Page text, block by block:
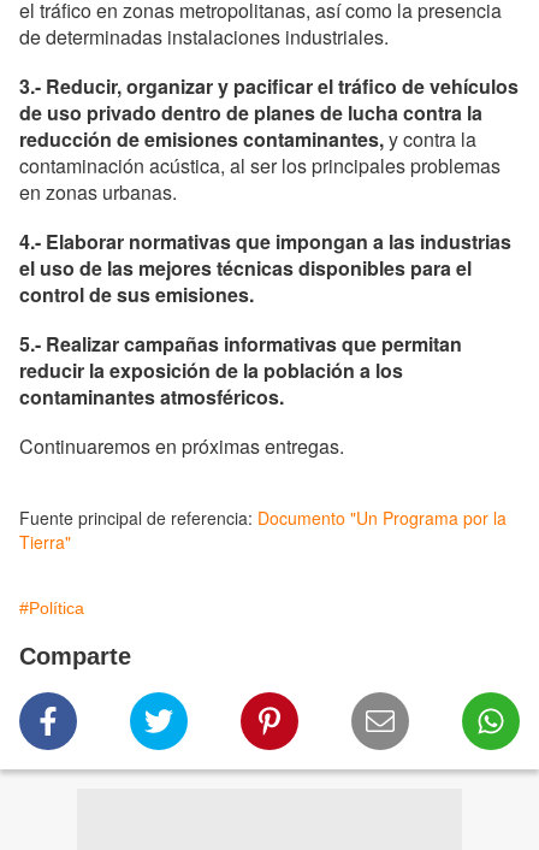
el tráfico en zonas metropolitanas, así como la presencia
de determinadas instalaciones industriales.
3.- Reducir, organizar y pacificar el tráfico de vehículos
de uso privado dentro de planes de lucha contra la
reducción de emisiones contaminantes,y contra la
contaminación acústica, al ser los principales problemas
en zonas urbanas.
4.- Elaborar normativas que impongan a las industrias
el uso de las mejores técnicas disponibles para el
control de sus emisiones.
5.- Realizar campañas informativas que permitan
reducir la exposición de la población a los
contaminantes atmosféricos.
Continuaremos en próximas entregas.
Fuente principal de referencia: Documento "Un Programa por la
Tierra"
#Política
Comparte